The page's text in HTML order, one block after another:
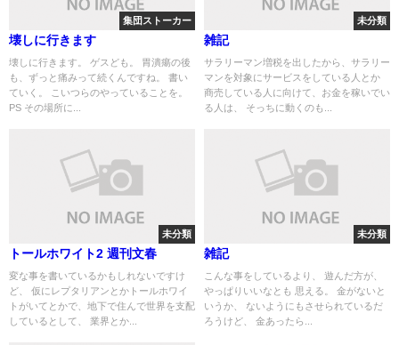
集団ストーカー
壊しに行きます
壊しに行きます。 ゲスども。 胃潰瘍の後
も、ずっと痛みって続くんですね。 書い
ていく。 こいつらのやっていることを。
PS その場所に...
未分類
雑記
サラリーマン増税を出したから、サラリー
マンを対象にサービスをしている人とか
商売している人に向けて、お金を稼いでい
る人は、 そっちに動くのも...
未分類
トールホワイト2 週刊文春
変な事を書いているかもしれないですけ
ど、 仮にレプタリアンとかトールホワイ
トがいてとかで、地下で住んで世界を支配
しているとして、 業界とか...
未分類
雑記
こんな事をしているより、 遊んだ方が、
やっぱりいいなとも 思える。 金がないと
いうか、 ないようにもさせられているだ
ろうけど、 金あったら...